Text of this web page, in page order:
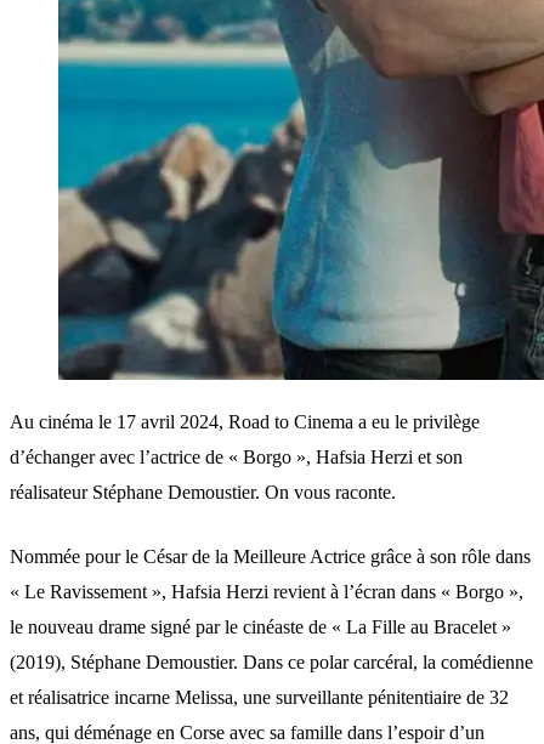
Au cinéma le 17 avril 2024, Road to Cinema a eu le privilège
d’échanger avec l’actrice de « Borgo », Hafsia Herzi et son
réalisateur Stéphane Demoustier. On vous raconte.
Nommée pour le César de la Meilleure Actrice grâce à son rôle dans
« Le Ravissement », Hafsia Herzi revient à l’écran dans « Borgo »,
le nouveau drame signé par le cinéaste de « La Fille au Bracelet »
(2019), Stéphane Demoustier. Dans ce polar carcéral, la comédienne
et réalisatrice incarne Melissa, une surveillante pénitentiaire de 32
ans, qui déménage en Corse avec sa famille dans l’espoir d’un